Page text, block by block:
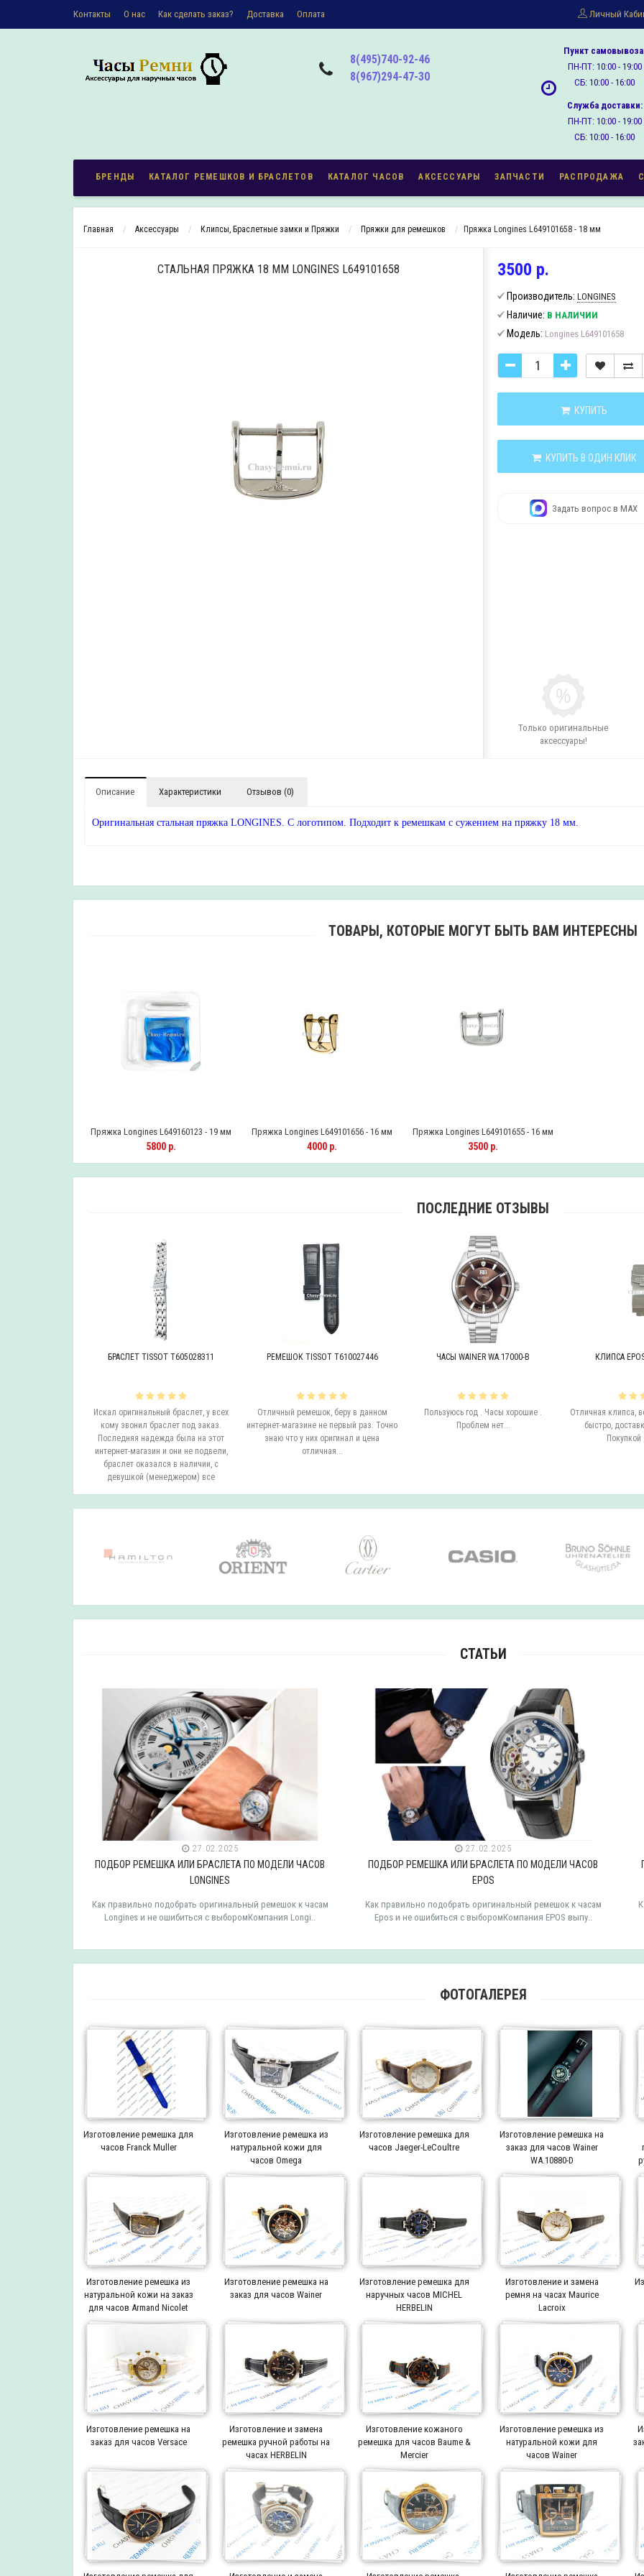
Контакты О наc Как сделать заказ? Доставка Оплата Личный
8(495)740-92-46
8(967)294-47-30
Пункт
ПН-ПТ: 10:00 - 19:00
СБ: 10:00 - 16:00
Служба доставки:
ПН-ПТ: 10:00 - 19:00
СБ: 10:00 - 16:00
БРЕНДЫ КАТАЛОГ РЕМЕШКОВ И БРАСЛЕТОВ КАТАЛОГ ЧАСОВ АКСЕССУАРЫ ЗАПЧАСТИ РАСПРОДАЖА
Главная Аксесcуары Клипсы, Браслетные замки и Пряжки Пряжки для ремешков Пряжка Longines L649101658 - 18 мм
СТАЛЬНАЯ ПРЯЖКА 18 ММ LONGINES L649101658 3500 р.
Производитель: LONGINES
Наличие: В НАЛИЧИИ
Модель: Longines L649101658
КУПИТЬ
КУПИТЬ В ОДИН КЛИК
Задать вопрос в MAX
Только оригинальные
аксессуары!
Описание Характеристики Отзывов (0)
Оригинальная стальная пряжка LONGINES. С логотипом. Подходит к ремешкам с сужением на пряжку 18 мм.
ТОВАРЫ, КОТОРЫЕ МОГУТ БЫТЬ ВАМ ИНТЕРЕСНЫ
Пряжка Longines L649160123 - 19 мм
5800 р.
Пряжка Longines L649101656 - 16 мм
4000 р.
Пряжка Longines L649101655 - 16 мм
3500 р.
ПОСЛЕДНИЕ ОТЗЫВЫ
БРАСЛЕТ TISSOT T605028311
Искал оригинальный браслет, у всех
кому звонил браслет под заказ.
Последняя надежда была на этот
интернет-магазин и они не подвели,
браслет оказался в наличии, с
девушкой (менеджером) все
РЕМЕШОК TISSOT T610027446
Отличный ремешок, беру в данном
интернет-магазине не первый раз. Точно
знаю что у них оригинал и цена
отличная...
ЧАСЫ WAINER WA.17000-B
Пользуюсь год . Часы хорошие .
Проблем нет...
КЛИПСА
Отличная клипса,
быстро,
СТАТЬИ
27.02.2025
ПОДБОР РЕМЕШКА ИЛИ БРАСЛЕТА ПО МОДЕЛИ ЧАСОВ
LONGINES
Как правильно подобрать оригинальный ремешок к часам
Longines и не ошибиться с выборомКомпания Longi..
27.02.2025
ПОДБОР РЕМЕШКА ИЛИ БРАСЛЕТА ПО МОДЕЛИ ЧАСОВ
EPOS
Как правильно подобрать оригинальный ремешок к часам
Epos и не ошибиться с выборомКомпания EPOS выпу..
ФОТОГАЛЕРЕЯ
Изготовление ремешка для
часов Franck Muller
Изготовление ремешка из
натуральной кожи для
часов Omega
Изготовление ремешка для
часов Jaeger-LeCoultre
Изготовление ремешка на
заказ для часов Wainer
WA.10880-D
Изготовление ремешка из
натуральной кожи на заказ
для часов Armand Nicolet
Изготовление ремешка на
заказ для часов Wainer
Изготовление ремешка для
наручных часов MICHEL
HERBELIN
Изготовление и замена
ремня на часах Maurice
Lacroix
Изготовление ремешка на
заказ для часов Versace
Изготовление и замена
ремешка ручной работы на
часах HERBELIN
Изготовление кожаного
ремешка для часов Baume &
Mercier
Изготовление ремешка из
натуральной кожи для
часов Wainer